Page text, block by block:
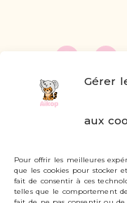
Gérer
aux
Pour offrir les meilleures
que les cookies pour stocker
fait de consentir à ces
telles que le comportement
Livraisons et
Mon compte